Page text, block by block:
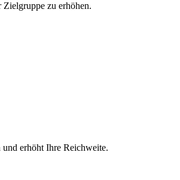
Zielgruppe zu erhöhen.
erhöht Ihre Reichweite.